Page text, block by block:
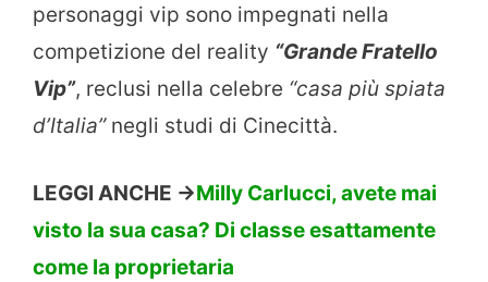
personaggi vip sono impegnati nella
competizione del reality “Grande Fratello
Vip”, reclusi nella celebre “casa più spiata
d’Italia”negli studi di Cinecittà.
LEGGI ANCHE ->Milly Carlucci, avete mai
visto la sua casa? Di classe esattamente
come la proprietaria